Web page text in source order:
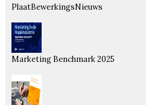
PlaatBewerkingsNieuws
Marketing Benchmark 2025